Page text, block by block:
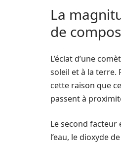
La
de
L’éclat d’une
soleil et à la terre.
cette raison que
passent à
Le second facteur
l’eau, le dioxyde